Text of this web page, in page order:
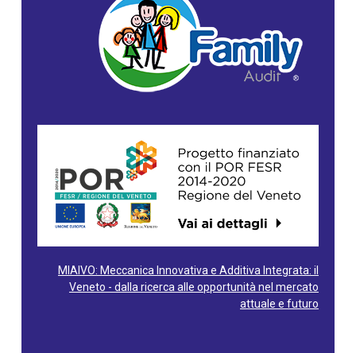
MIAIVO: Meccanica Innovativa e Additiva Integrata: il
Veneto - dalla ricerca alle opportunità nel mercato
attuale e futuro